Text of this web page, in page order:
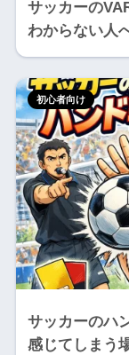
サッカーの
わからない人
サッカーのハ
感じてしまう
初心者向け